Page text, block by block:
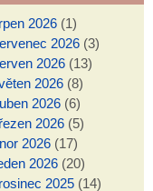
2026(1)
2026(3)
2026(13)
2026(8)
2026(6)
2026(5)
2026(17)
2026(20)
2025(14)